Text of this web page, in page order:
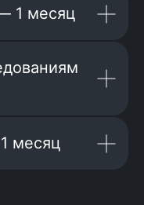
1 месяц
месяц